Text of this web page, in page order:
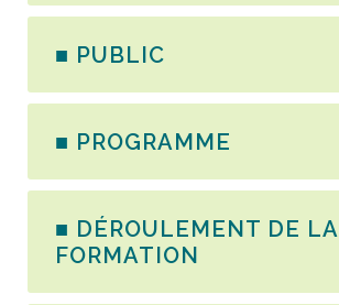
■ PUBLIC
■ PROGRAMME
■ DÉROULEMENT DE LA
FORMATION